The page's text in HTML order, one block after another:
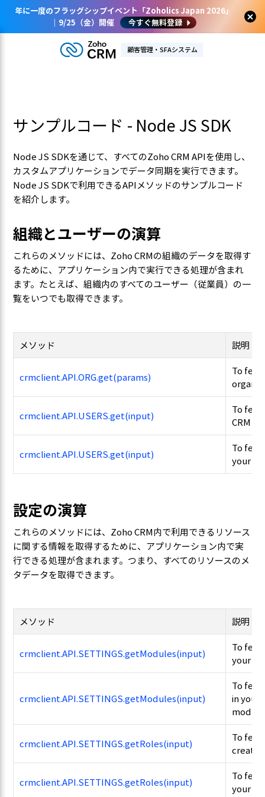
年に一度のフラッグシップイベント「Zoholics Japan 2026」
｜9/25（金）開催
今すぐ無料登録
顧客管理・SFAシステム
サンプルコード - Node JS SDK
Node JS SDKを通じて、すべてのZoho CRM APIを使用し、
カスタムアプリケーションでデータ同期を実行できます。
Node JS SDKで利用できるAPIメソッドのサンプルコード
を紹介します。
組織とユーザーの演算
これらのメソッドには、Zoho CRMの組織のデータを取得す
るために、アプリケーション内で実行できる処理が含まれ
ます。たとえば、組織内のすべてのユーザー（従業員）の一
覧をいつでも取得できます。
メソッド 説明
crmclient.API.ORG.get(params)
To
crmclient.API.USERS.get(input)
To
CRM
crmclient.API.USERS.get(input)
To
your
設定の演算
これらのメソッドには、Zoho CRM内で利用できるリソース
に関する情報を取得するために、アプリケーション内で実
行できる処理が含まれます。つまり、すべてのリソースのメ
タデータを取得できます。
メソッド 説明
crmclient.API.SETTINGS.getModules(input)
To
your
crmclient.API.SETTINGS.getModules(input)
To
in your
crmclient.API.SETTINGS.getRoles(input)
To
crmclient.API.SETTINGS.getRoles(input)
To
your